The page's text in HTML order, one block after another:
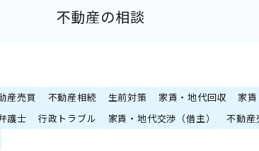
不動産の相談
産売買 不動産相続 生前対策 家賃・地代回収
家
護士 行政トラブル 家賃・地代交渉（借主）
不動産